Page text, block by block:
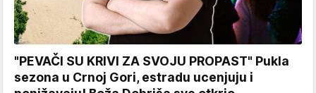
"PEVAČI SU KRIVI ZA SVOJU PROPAST" Pukla
sezona u Crnoj Gori, estradu ucenjuju i